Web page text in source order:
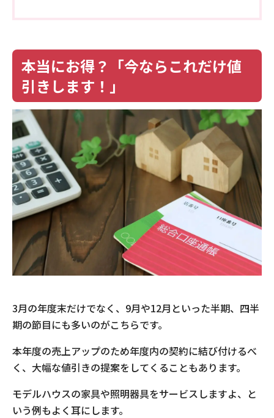
本当にお得？「今ならこれだけ値
引きします！」
3月の年度末だけでなく、9月や12月といった半期、四半
期の節目にも多いのがこちらです。
本年度の売上アップのため年度内の契約に結び付けるべ
く、大幅な値引きの提案をしてくることもあります。
モデルハウスの家具や照明器具をサービスしますよ、と
いう例もよく耳にします。